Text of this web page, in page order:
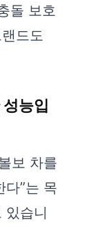
돌 보호
드도
능입
보 차를
다”는 목
있습니